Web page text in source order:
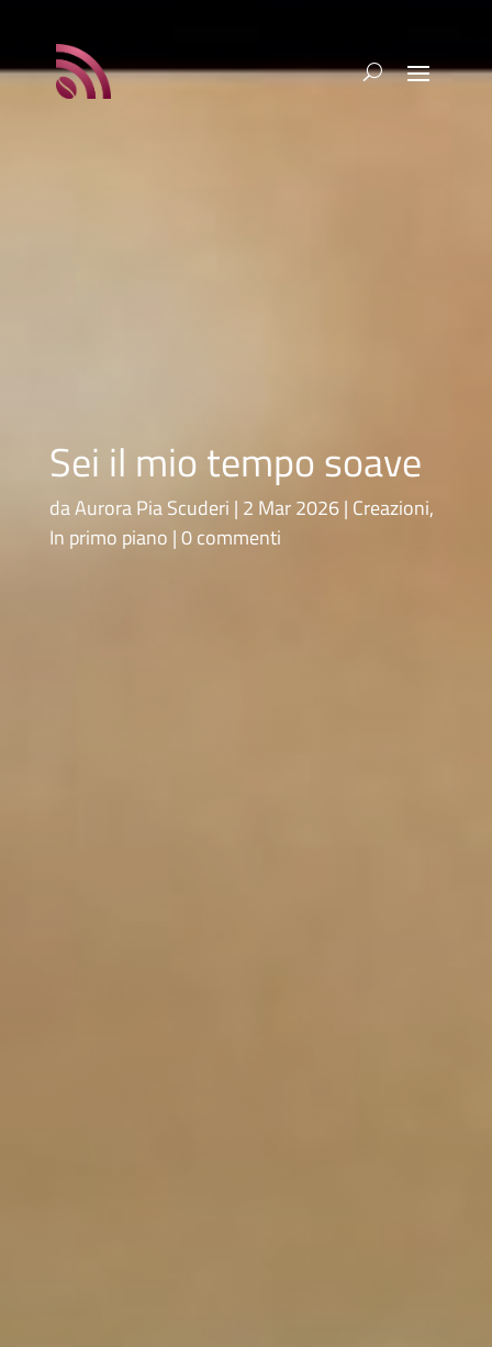
Sei il mio tempo soave
daAurora Pia Scuderi 2 Mar 2026 Creazioni,
In primo piano 0 commenti